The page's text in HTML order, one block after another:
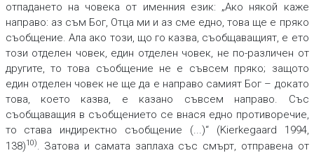
отпадането на човека от именния език: „Ако някой каже
направо: аз съм Бог, Отца ми и аз сме едно, това ще е пряко
съобщение. Ала ако този, що го казва, съобщаващият, е ето
този отделен човек, един отделен човек, не по-различен от
другите, то това съобщение не е съвсем пряко; защото
един отделен човек не ще да е направо самият Бог – докато
това, което казва, е казано съвсем направо. Със
съобщаващия в съобщението се внася едно противоречие,
то става индиректно съобщение (...)“ (Kierkegaard 1994,
138)10). Затова и самата заплаха със смърт, отправена от